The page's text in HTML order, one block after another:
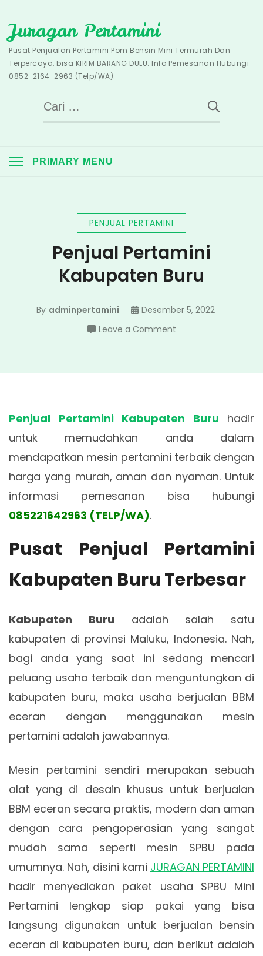
to
content
Juragan Pertamini
Pusat Penjualan Pertamini Pom Bensin Mini Termurah Dan
Terpercaya, bisa KIRIM BARANG DULU. Info Pemesanan Hubungi
0852-2164-2963 (Telp/WA).
Cari
untuk:
PRIMARY MENU
PENJUAL PERTAMINI
Penjual Pertamini
Kabupaten Buru
By adminpertamini
Desember 5, 2022
Leave a Commenton
Kabupaten
Penjual Pertamini Kabupaten Buru hadir
untuk memudahkan anda dalam
mendapatkan mesin pertamini terbaik dengan
harga yang murah, aman dan nyaman. Untuk
informasi pemesanan bisa hubungi
085221642963 (TELP/WA).
Pusat Penjual Pertamini
Kabupaten Buru Terbesar
Kabupaten Buru adalah salah satu
kabupaten di provinsi Maluku, Indonesia. Nah,
bagi anda yang saat ini sedang mencari
peluang usaha terbaik dan menguntungkan di
kabupaten buru, maka usaha berjualan BBM
eceran dengan menggunakan mesin
pertamini adalah jawabannya.
Mesin pertamini sendiri merupakan sebuah
alat yang di desain khusus untuk berjualan
BBM eceran secara praktis, modern dan aman
dengan cara pengoperasian yang sangat
mudah sama seperti mesin SPBU pada
umumnya. Nah, disini kami JURAGAN PERTAMINI
hadir menyediakan paket usaha SPBU Mini
Pertamini lengkap siap pakai yang bisa
langsung digunakan untuk berjualan bensin
eceran di kabupaten buru, dan berikut adalah